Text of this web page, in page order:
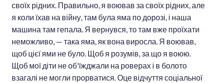
своїх рідних. Правильно, я воював за своїх рідних, але
я коли їхав на війну, там була яма по дорозі, і наша
машина там гепала. Я вернувся, то там вже проїхати
неможливо, — така яма, як вона виросла. Я воював,
щоб цієї ями не було. Щоб я розумів, за що я воюю.
Щоб мої діти не об'їжджали на роверах і в болото
взагалі не могли прорватися. Оце відчуття соціальної